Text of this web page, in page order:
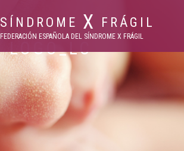
SÍNDROME X FRÁGIL
FEDERACIÓN ESPAÑOLA DEL SÍNDROME X FRÁGIL
LOGO_LC